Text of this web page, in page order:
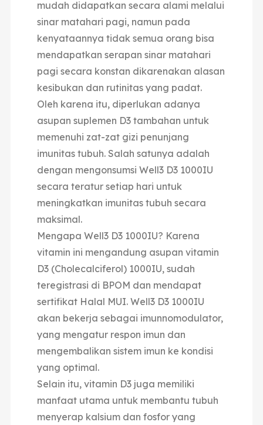
mudah didapatkan secara alami melalui
sinar matahari pagi, namun pada
kenyataannya tidak semua orang bisa
mendapatkan serapan sinar matahari
pagi secara konstan dikarenakan alasan
kesibukan dan rutinitas yang padat.
Oleh karena itu, diperlukan adanya
asupan suplemen D3 tambahan untuk
memenuhi zat-zat gizi penunjang
imunitas tubuh. Salah satunya adalah
dengan mengonsumsi Well3 D3 1000IU
secara teratur setiap hari untuk
meningkatkan imunitas tubuh secara
maksimal.
Mengapa Well3 D3 1000IU? Karena
vitamin ini mengandung asupan vitamin
D3 (Cholecalciferol) 1000IU, sudah
teregistrasi di BPOM dan mendapat
sertifikat Halal MUI. Well3 D3 1000IU
akan bekerja sebagai imunnomodulator,
yang mengatur respon imun dan
mengembalikan sistem imun ke kondisi
yang optimal.
Selain itu, vitamin D3 juga memiliki
manfaat utama untuk membantu tubuh
menyerap kalsium dan fosfor yang